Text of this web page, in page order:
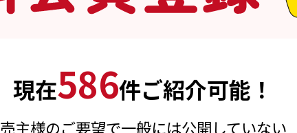
現在586件ご紹介可能！
売主様のご要望で一般には公開していない